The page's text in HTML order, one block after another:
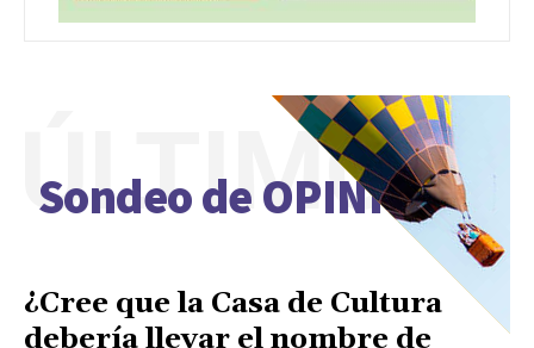
Sondeo de OPINIÓN
ÚLTIMO
¿Cree que la Casa de Cultura
debería llevar el nombre de